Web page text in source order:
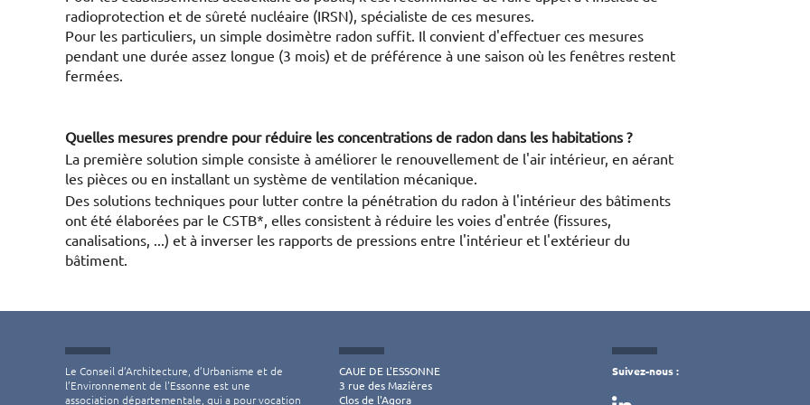
radioprotection et de sûreté nucléaire (IRSN), spécialiste de ces mesures.
Pour les particuliers, un simple dosimètre radon suffit. Il convient d'effectuer ces mesures
pendant une durée assez longue (3 mois) et de préférence à une saison où les fenêtres restent
fermées.
Quelles mesures prendre pour réduire les concentrations de radon dans les habitations ?
La première solution simple consiste à améliorer le renouvellement de l'air intérieur, en aérant
les pièces ou en installant un système de ventilation mécanique.
Des solutions techniques pour lutter contre la pénétration du radon à l'intérieur des bâtiments
ont été élaborées par le CSTB*, elles consistent à réduire les voies d'entrée (fissures,
canalisations, ...) et à inverser les rapports de pressions entre l'intérieur et l'extérieur du
bâtiment.
Le Conseil d’Architecture, d’Urbanisme et de
l’Environnement de l'Essonne est une
association départementale, qui a pour vocation
CAUE DE L'ESSONNE
3 rue des Mazières
Clos de l'Agora
Suivez-nous :